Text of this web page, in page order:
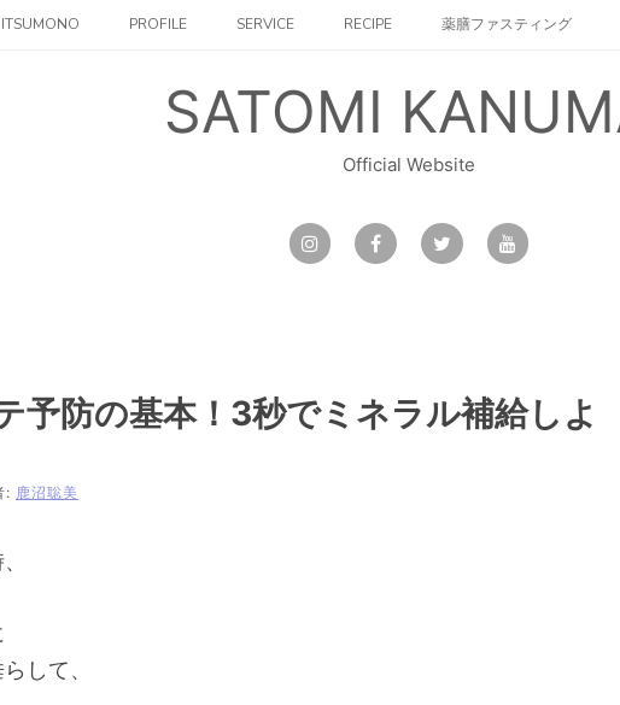
ITSUMONO PROFILE SERVICE RECIPE 薬膳ファスティング
SATOMI
Official Website
予防の基本！3秒でミネラル補給しよ
: 鹿沼聡美
して、